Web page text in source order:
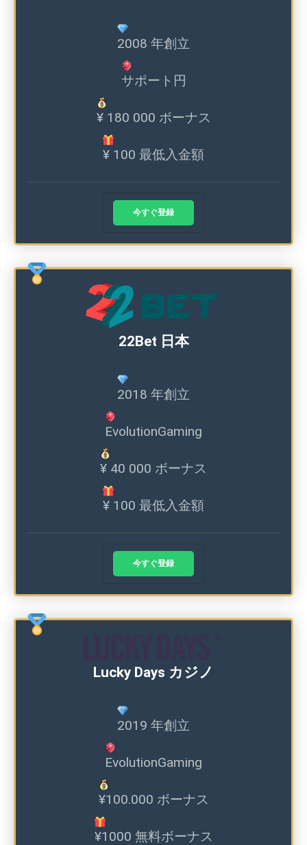
2008 年創立
サポート円
¥ 180 000 ボーナス
¥ 100 最低入金額
今すぐ登録
22Bet 日本
2018 年創立
EvolutionGaming
¥ 40 000 ボーナス
¥ 100 最低入金額
今すぐ登録
Lucky Days カジノ
2019 年創立
EvolutionGaming
¥100.000 ボーナス
¥1000 無料ボーナス